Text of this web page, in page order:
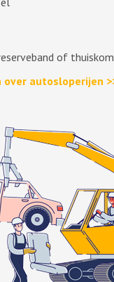
of
over autosloperijen